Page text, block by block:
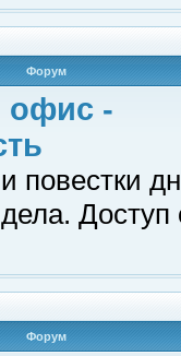
Форум
офис -
повестки
Форум